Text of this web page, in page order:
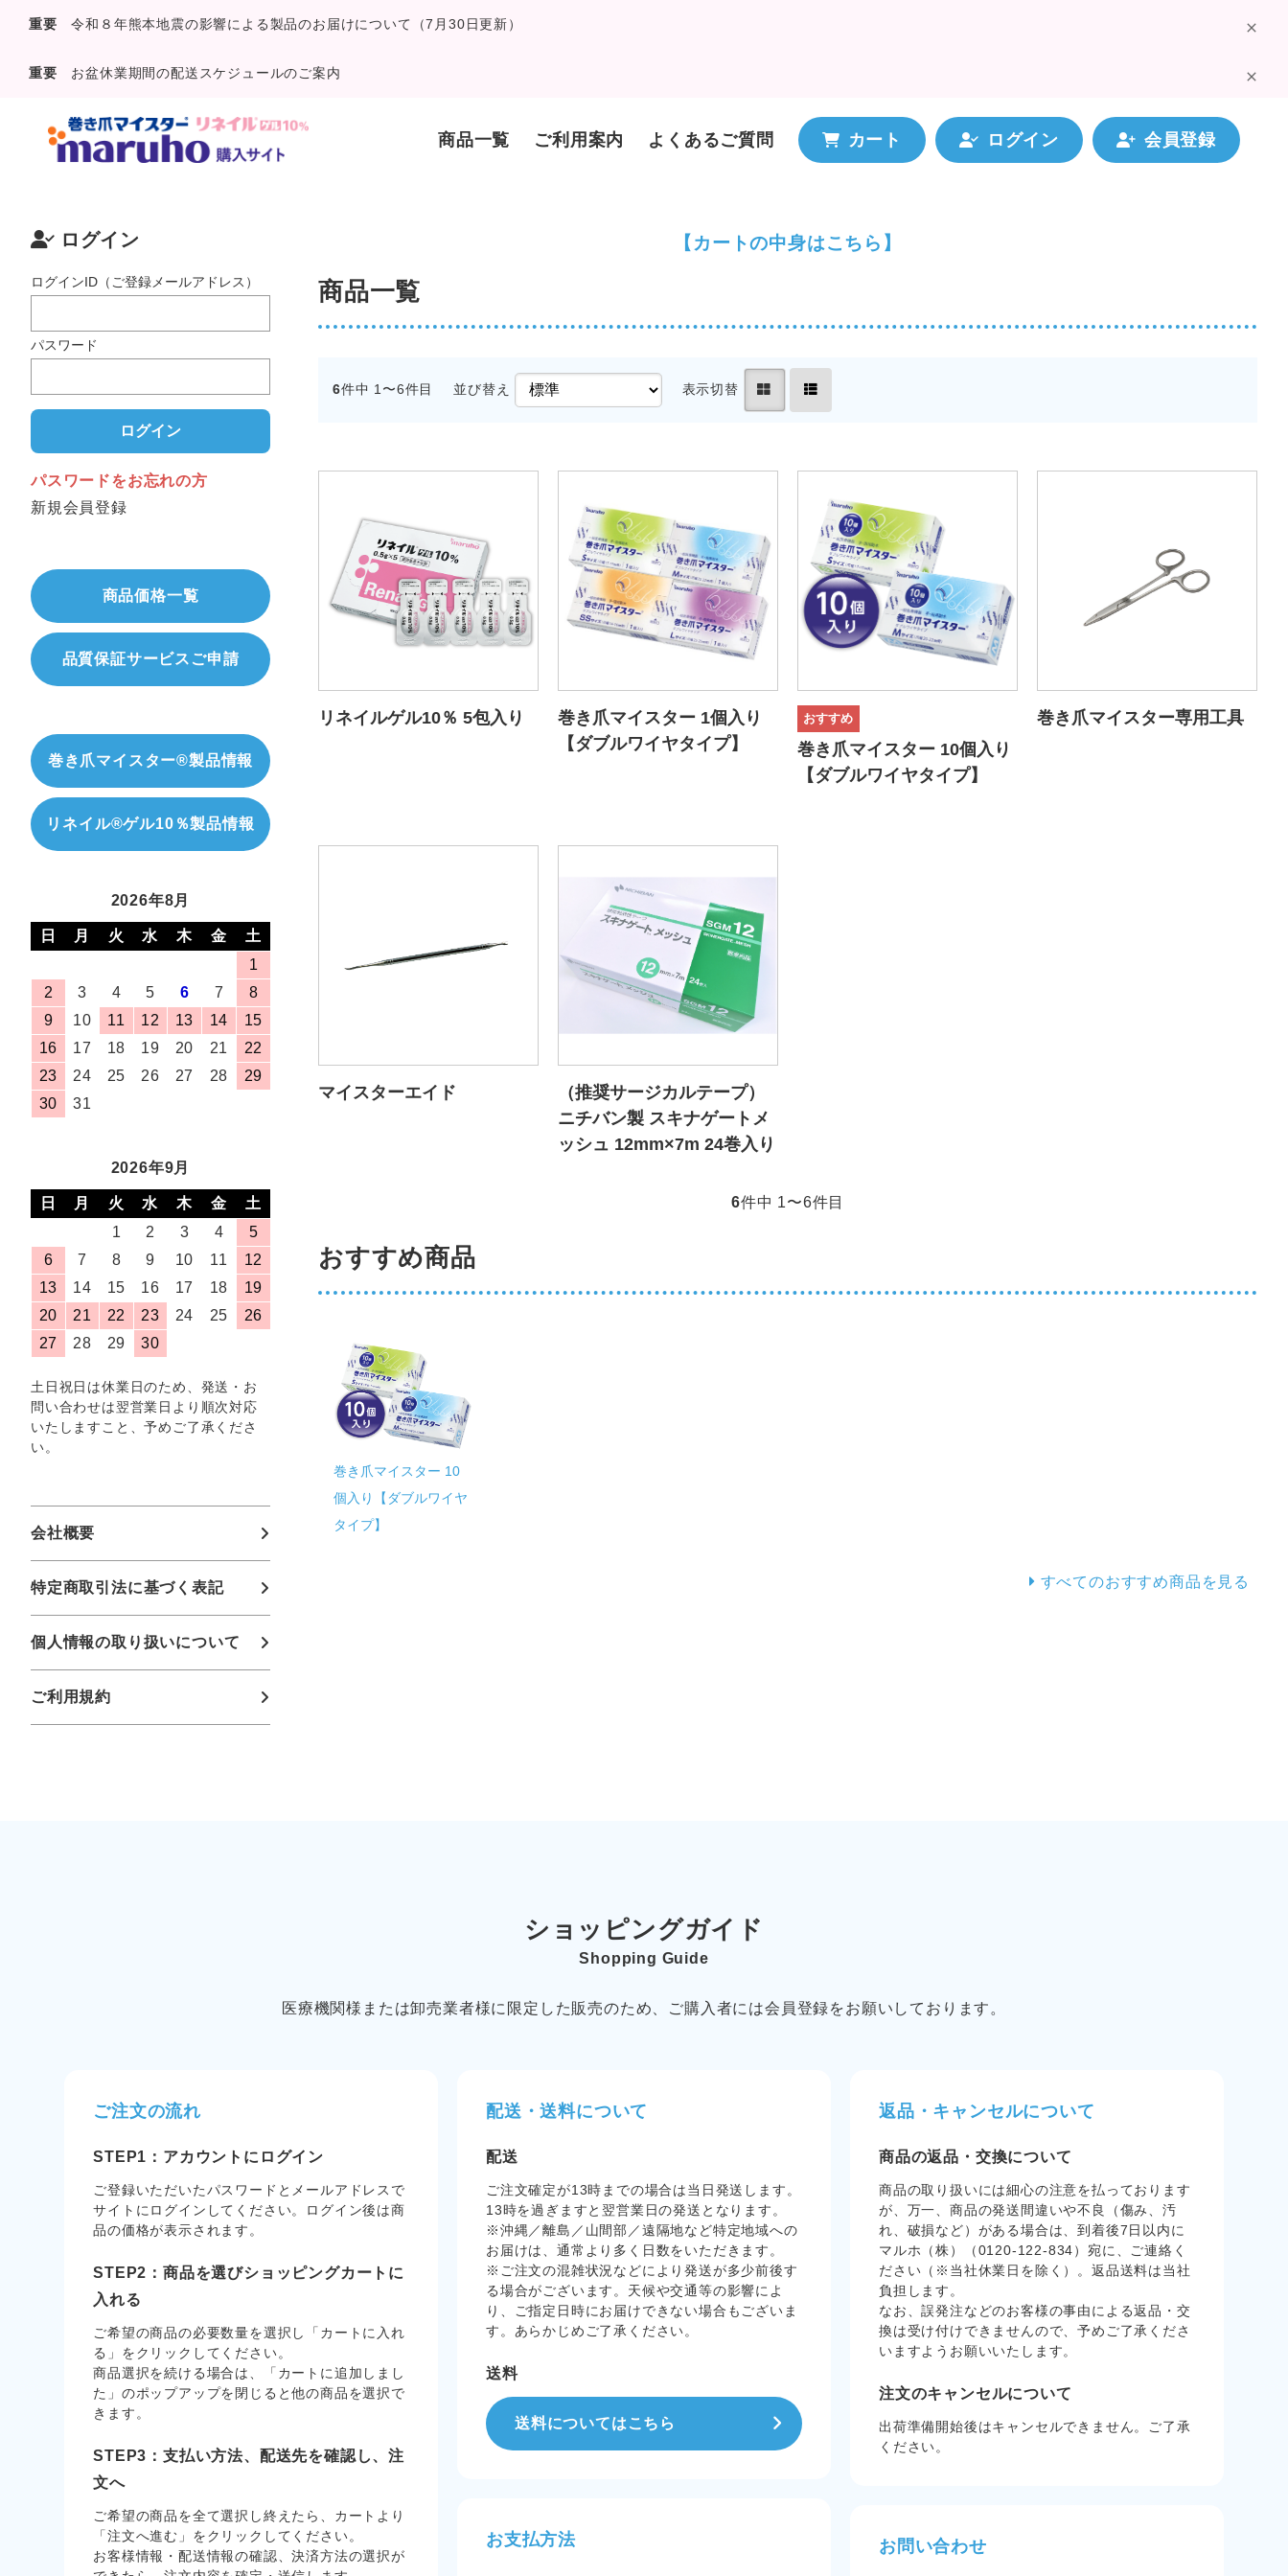
重要 令和８年熊本地震の影響による製品のお届けについて（7月30日更新）
重要 お盆休業期間の配送スケジュールのご案内
商品一覧 ご利用案内 よくあるご質問 カート ログイン 会員登録
【カートの中身はこちら】
商品一覧
6件中 1〜6件目 並び替え 表示切替
リネイルゲル10％ 5包入り
巻き爪マイスター 1個入り
【ダブルワイヤタイプ】
巻き爪マイスター 10個入り
【ダブルワイヤタイプ】
巻き爪マイスター専用工具
マイスターエイド
（推奨サージカルテープ）
ニチバン製 スキナゲートメ
ッシュ 12mm×7m 24巻入り
6件中 1〜6件目
おすすめ商品
巻き爪マイスター 10
個入り【ダブルワイヤ
タイプ】
すべてのおすすめ商品を見る
ログイン
パスワード
ログイン
パスワードをお忘れの方
新規会員登録
商品価格一覧
品質保証サービスご申請
巻き爪マイスター®製品情報
リネイル®ゲル10％製品情報
2026年8月
日 月 火 水 木 金
土
1
2
3 4 5 6 7
8
9
10 11 12 13 14
15
16
17 18 19 20 21
22
23
24 25 26 27 28
29
30
31
2026年9月
日 月 火 水 木 金
土
1
2 3 4
5
6
7 8 9 10 11
12
13
14 15 16 17 18
19
20
21 22 23 24 25
26
27
28 29 30
土日祝日は休業日のため、発送・お
問い合わせは翌営業日より順次対応
いたしますこと、予めご了承くださ
い。
会社概要
特定商取引法に基づく表記
個人情報の取り扱いについて
ご利用規約
ショッピングガイド
Shopping Guide
医療機関様または卸売業者様に限定した販売のため、ご購入者には会員登録をお願いしております。
ご注文の流れ
STEP1：アカウントにログイン
ご登録いただいたパスワードとメールアドレスで
サイトにログインしてください。ログイン後は商
品の価格が表示されます。
STEP2：商品を選びショッピングカートに
入れる
ご希望の商品の必要数量を選択し「カートに入れ
る」をクリックしてください。
商品選択を続ける場合は、「カートに追加しまし
た」のポップアップを閉じると他の商品を選択で
きます。
STEP3：支払い方法、配送先を確認し、注
文へ
ご希望の商品を全て選択し終えたら、カートより
「注文へ進む」をクリックしてください。
お客様情報・配送情報の確認、決済方法の選択が
配送・送料について
配送
ご注文確定が13時までの場合は当日発送します。
13時を過ぎますと翌営業日の発送となります。
※沖縄／離島／山間部／遠隔地など特定地域への
お届けは、通常より多く日数をいただきます。
※ご注文の混雑状況などにより発送が多少前後す
る場合がございます。天候や交通等の影響によ
り、ご指定日時にお届けできない場合もございま
す。あらかじめご了承ください。
送料
送料についてはこちら
お支払方法
返品・キャンセルについて
商品の返品・交換について
商品の取り扱いには細心の注意を払っております
が、万一、商品の発送間違いや不良（傷み、汚
れ、破損など）がある場合は、到着後7日以内に
マルホ（株）（0120-122-834）宛に、ご連絡く
ださい（※当社休業日を除く）。返品送料は当社
負担します。
なお、誤発注などのお客様の事由による返品・交
換は受け付けできませんので、予めご了承くださ
いますようお願いいたします。
注文のキャンセルについて
出荷準備開始後はキャンセルできません。ご了承
ください。
お問い合わせ